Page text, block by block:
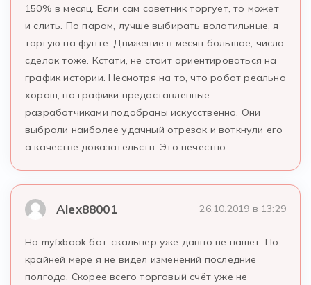
150% в месяц. Если сам советник торгует, то может
и слить. По парам, лучше выбирать волатильные, я
торгую на фунте. Движение в месяц большое, число
сделок тоже. Кстати, не стоит ориентироваться на
график истории. Несмотря на то, что робот реально
хорош, но графики предоставленные
разработчиками подобраны искусственно. Они
выбрали наиболее удачный отрезок и воткнули его
а качестве доказательств. Это нечестно.
Alex88001 26.10.2019 в 13:29
На myfxbook бот-скальпер уже давно не пашет. По
крайней мере я не видел изменений последние
полгода. Скорее всего торговый счёт уже не